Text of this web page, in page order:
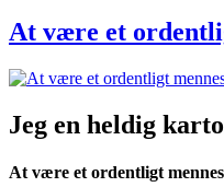
At være et
Jeg en heldig
At være et ordentligt